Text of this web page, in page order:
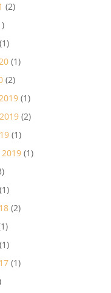
(2)
(1)
(2)
(1)
(2)
(1)
(1)
(2)
(1)